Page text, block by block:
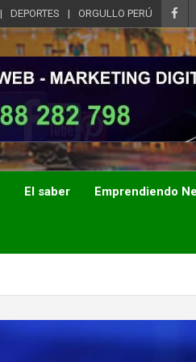
DEPORTES ORGULLO PERÚ
El saber Emprendiendo